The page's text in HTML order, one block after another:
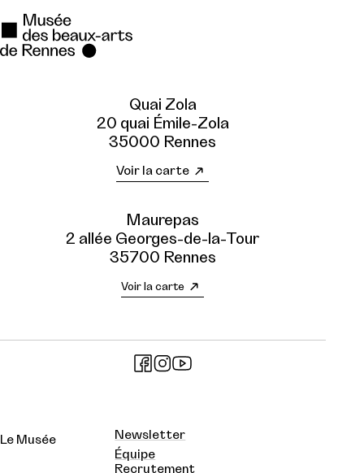
Quai Zola
20 quai Émile-Zola
35000 Rennes
Voir la carte
Maurepas
2 allée Georges-de-la-Tour
35700 Rennes
Voir la carte
Le Musée
Newsletter
Équipe
Recrutement